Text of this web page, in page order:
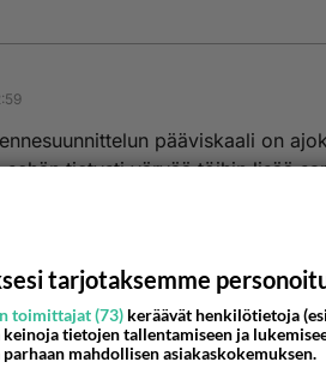
pääviskaali on
tietysti värvää töihin lisää
tarjotaksemme
toimittajat (73) keräävät henkilötietoja
tietojen tallentamiseen ja
mahdollisen asiakaskokemuksen.